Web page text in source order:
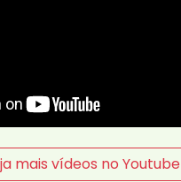
mais vídeos no Youtube